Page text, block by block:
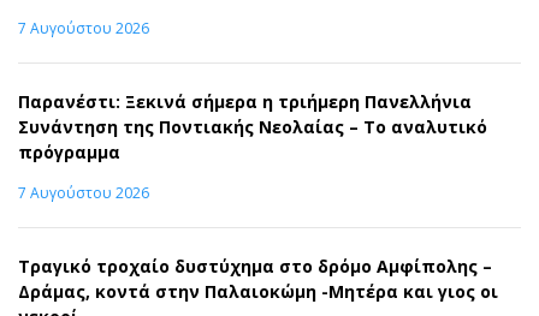
7 Αυγούστου 2026
Παρανέστι: Ξεκινά σήμερα η τριήμερη Πανελλήνια
Συνάντηση της Ποντιακής Νεολαίας – Το αναλυτικό
πρόγραμμα
7 Αυγούστου 2026
Τραγικό τροχαίο δυστύχημα στο δρόμο Αμφίπολης –
Δράμας, κοντά στην Παλαιοκώμη -Μητέρα και γιος οι